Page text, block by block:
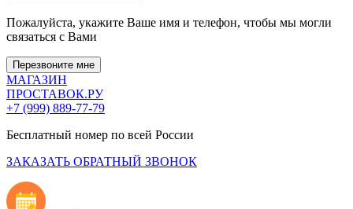
Пожалуйста, укажите Ваше имя и телефон, чтобы мы могли
связаться с Вами
Перезвоните мне
МАГАЗИН
ПРОСТАВОК.РУ
+7 (999) 889-77-79
Бесплатный номер по всей России
ЗАКАЗАТЬ ОБРАТНЫЙ ЗВОНОК